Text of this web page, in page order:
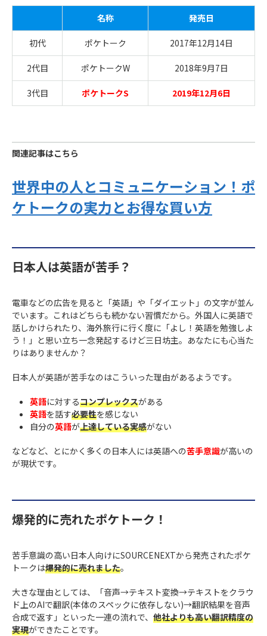
名称 発売日
初代 ポケトーク 2017年12月14日
2代目 ポケトークW 2018年9月7日
3代目 ポケトークS 2019年12月6日
関連記事はこちら
世界中の人とコミュニケーション！ポ
ケトークの実力とお得な買い方
日本人は英語が苦手？
電車などの広告を見ると「英語」や「ダイエット」の文字が並ん
でいます。これはどちらも続かない習慣だから。外国人に英語で
話しかけられたり、海外旅行に行く度に「よし！英語を勉強しよ
う！」と思い立ち一念発起するけど三日坊主。あなたにも心当た
りはありませんか？
日本人が英語が苦手なのはこういった理由があるようです。
英語に対するコンプレックスがある
英語を話す必要性を感じない
自分の英語が上達している実感がない
などなど、とにかく多くの日本人には英語への苦手意識が高いの
が現状です。
爆発的に売れたポケトーク！
苦手意識の高い日本人向けにSOURCENEXTから発売されたポケ
トークは爆発的に売れました。
大きな理由としては、「音声→テキスト変換→テキストをクラウ
ド上のAIで翻訳(本体のスペックに依存しない)→翻訳結果を音声
合成で返す」といった一連の流れで、 他社よりも高い翻訳精度の
実現ができたことです。